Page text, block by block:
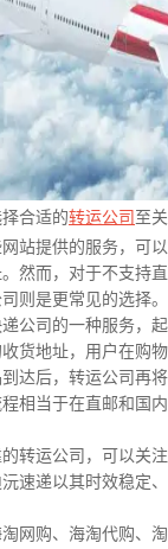
合适的转运公司至
站提供的服务，可
然而，对于不支持
则是更常见的选择。
公司的一种服务，起
货地址，用户在购
达后，转运公司再
相当于在直邮和国
转运公司，可以关
速递以其时效稳定
网购、海淘代购、